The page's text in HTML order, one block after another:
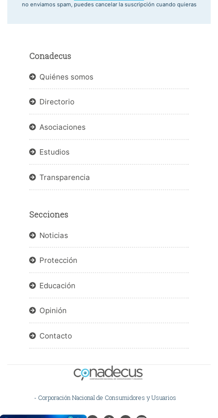
no enviamos spam, puedes cancelar la suscripción cuando quieras
Conadecus
Quiénes somos
Directorio
Asociaciones
Estudios
Transparencia
Secciones
Noticias
Protección
Educación
Opinión
Contacto
- Corporación Nacional de Consumidores y Usuarios